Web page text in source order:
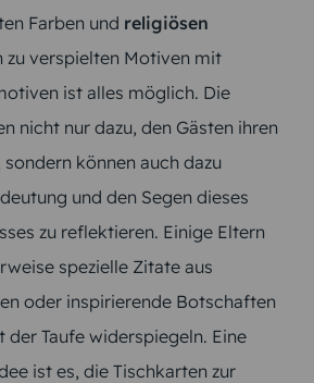
Farben und religiösen
zu verspielten Motiven mit
ist alles möglich. Die
nicht nur dazu, den Gästen ihren
sondern können auch dazu
und den Segen dieses
zu reflektieren. Einige Eltern
spezielle Zitate aus
oder inspirierende Botschaften
der Taufe widerspiegeln. Eine
ist es, die Tischkarten zur